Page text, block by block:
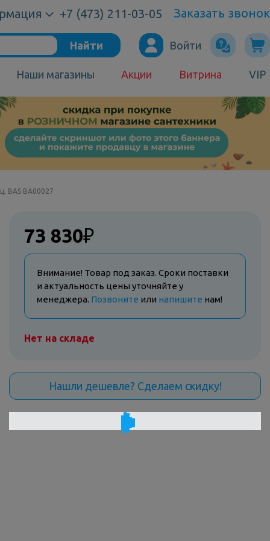
+7 (473) 211-03-05 Заказать звонок
Найти
Наши магазины Акции Витрина VIP
Войти
BAS ВА00027
73 830₽
Внимание! Товар под заказ. Сроки поставки
и актуальность цены уточняйте у
менеджера. Позвоните или напишите нам!
Нет на складе
Нашли дешевле? Сделаем скидку!